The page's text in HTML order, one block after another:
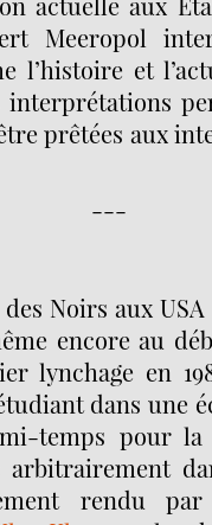
Meeropol
l’histoire et
prêtées aux
---
Noirs aux
encore au
lynchage en
dans une
temps pour la
arbitrairement
rendu